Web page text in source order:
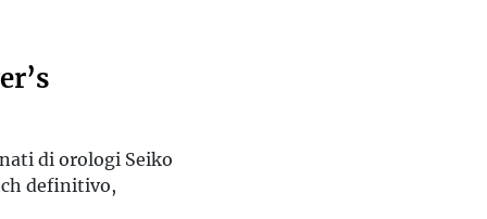
di orologi Seiko
definitivo,